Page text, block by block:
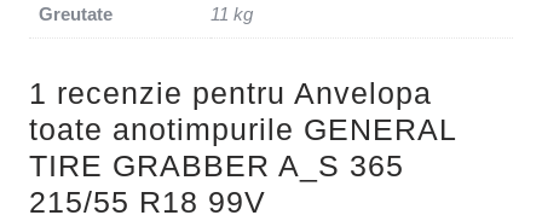
Greutate 11 kg
1 recenzie pentru Anvelopa
toate anotimpurile GENERAL
TIRE GRABBER A_S 365
215/55 R18 99V